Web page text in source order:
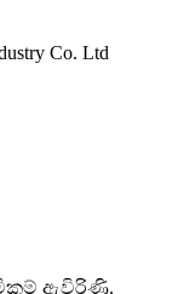
Co. Ltd
ඇවිරිණි.